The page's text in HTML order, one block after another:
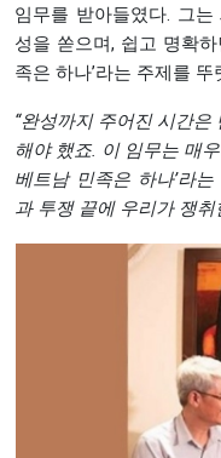
임무를 받아들였다. 그
성을 쏟으며, 쉽고 명확
족은 하나’라는 주제를
“완성까지 주어진 시간은
해야 했죠. 이 임무는 매우
베트남 민족은 하나’라는
과 투쟁 끝에 우리가 쟁취